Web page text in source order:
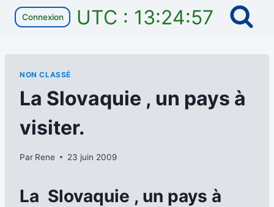
Connexion UTC : 13:24:57
NON CLASSÉ
La Slovaquie , un pays à
visiter.
Par Rene 23 juin 2009
La Slovaquie , un pays à